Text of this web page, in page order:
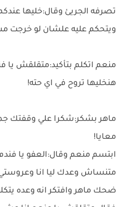
تصرفه الجريئ وقال:خليها
ويتحكم عليه علشان لو خرجت
منعم اتكلم بتأكيد:متقلقش يا
هنخليها تروح في اي حته!
ماهر بشكر:شكرا علي وقفتك
معايا!
ابتسم منعم وقال:العفو يا
متنساش وعدك ليا انا
ضحك ماهر وافتكر انه وعده